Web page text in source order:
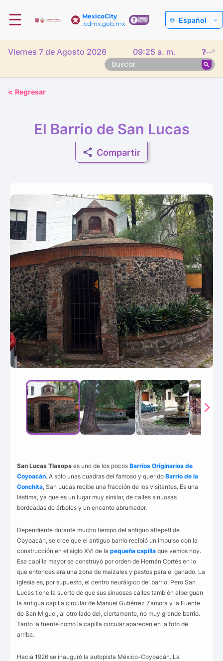
MexicoCity
.cdmx.gob.mx
☰ Español
Viernes 7 de Agosto 2026 09:25 a. m. ❓--°
< Regresar
El Barrio de San Lucas
Compartir
San Lucas Tlaxopa es uno de los pocos Barrios Originarios de
Coyoacán. A sólo unas cuadras del famoso y querido Barrio de la
Conchita , San Lucas recibe una fracción de los visitantes. Es una
lástima, ya que es un lugar muy similar, de calles sinuosas
bordeadas de árboles y un encanto abrumador.
Dependiente durante mucho tiempo del antiguo altepetl de
Coyoacán, se cree que el antiguo barrio recibió un impulso con la
construcción en el siglo XVI de la pequeña capilla que vemos hoy.
Esa capilla mayor se construyó por orden de Hernán Cortés en lo
que entonces era una zona de maizales y pastos para el ganado. La
iglesia es, por supuesto, el centro neurálgico del barrio. Pero San
Lucas tiene la suerte de que sus sinuosas calles también alberguen
la antigua capilla circular de Manuel Gutiérrez Zamora y la Fuente
de San Miguel, al otro lado del, ciertamente, no muy grande barrio.
Tanto la fuente como la capilla circular aparecen en la foto de
arriba.
Hacia 1926 se inauguró la autopista México-Coyoacán. La